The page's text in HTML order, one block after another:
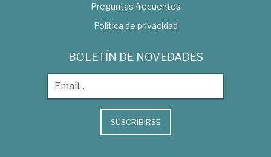
Preguntas frecuentes
Política de privacidad
BOLETÍN DE NOVEDADES
SUSCRIBIRSE